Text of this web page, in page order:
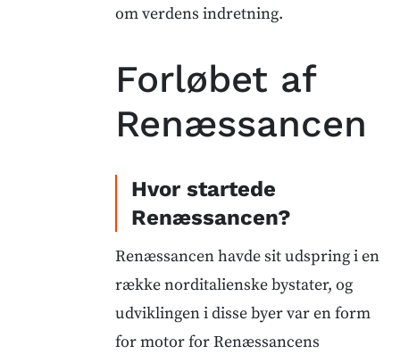
om verdens indretning.
Forløbet af
Renæssancen
Hvor startede
Renæssancen?
Renæssancen havde sit udspring i en
række norditalienske bystater, og
udviklingen i disse byer var en form
for motor for Renæssancens